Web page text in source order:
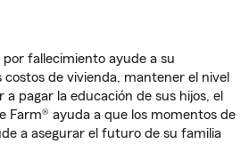
por fallecimiento ayude a su
costos de vivienda, mantener el nivel
pagar la educación de sus hijos, el
Farm® ayuda a que los momentos de
a asegurar el futuro de su familia